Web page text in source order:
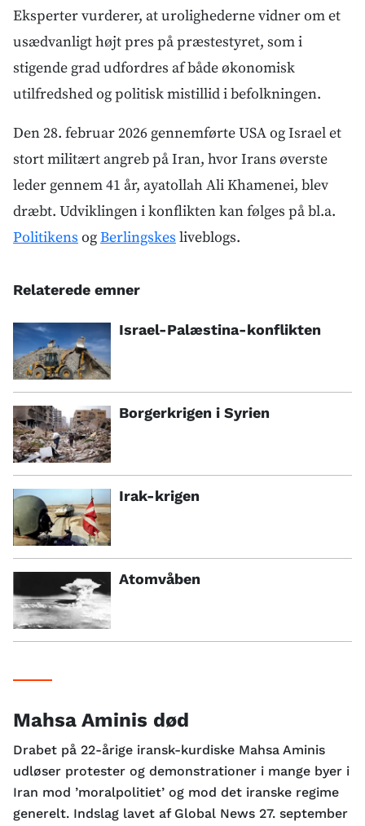
Eksperter vurderer, at urolighederne vidner om et
usædvanligt højt pres på præstestyret, som i
stigende grad udfordres af både økonomisk
utilfredshed og politisk mistillid i befolkningen.
Den 28. februar 2026 gennemførte USA og Israel et
stort militært angreb på Iran, hvor Irans øverste
leder gennem 41 år, ayatollah Ali Khamenei, blev
dræbt. Udviklingen i konflikten kan følges på bl.a.
Politikens ogBerlingskes liveblogs.
Relaterede emner
Israel-Palæstina-konflikten
Borgerkrigen i Syrien
Irak-krigen
Atomvåben
Mahsa Aminis død
Drabet på 22-årige iransk-kurdiske Mahsa Aminis
udløser protester og demonstrationer i mange byer i
Iran mod ’moralpolitiet’ og mod det iranske regime
generelt. Indslag lavet af Global News 27. september